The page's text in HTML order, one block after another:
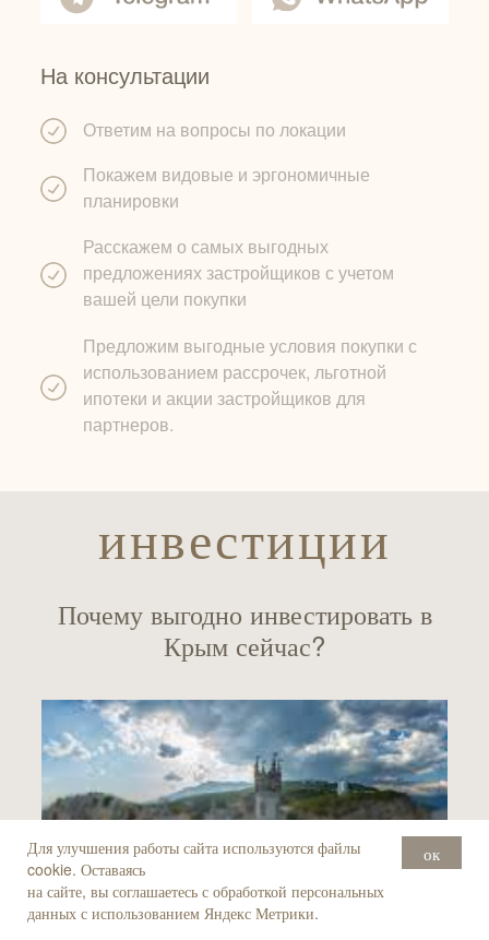
Для улучшения работы сайта используются файлы
cookie. Оставаясь
на сайте, вы соглашаетесь с обработкой персональных
данных с использованием Яндекс Метрики.
ок
Предложим выгодные условия покупки с
использованием рассрочек, льготной
ипотеки и акции застройщиков для
партнеров.
Расскажем о самых выгодных
предложениях застройщиков с учетом
вашей цели покупки
Покажем видовые и эргономичные
планировки
Ответим на вопросы по локации
На консультации
инвестиции
Почему выгодно инвестировать в
Крым сейчас?